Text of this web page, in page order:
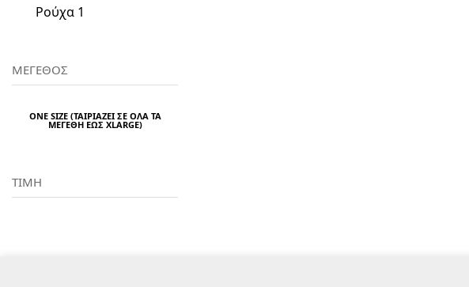
Ρούχα 1
ΜΕΓΕΘΟΣ
ONE SIZE (ΤΑΙΡΙΆΖΕΙ ΣΕ ΌΛΑ ΤΑ
MΕΓΈΘΗ ΈΩΣ XLARGE)
ΤΙΜΗ